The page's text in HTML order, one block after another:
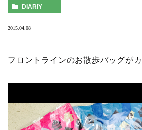
DIARIY
2015.04.08
フロントラインのお散歩バッグがカ